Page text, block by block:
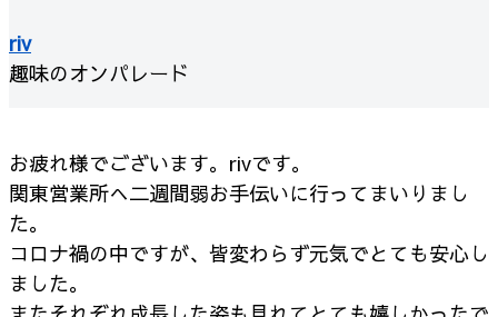
riv
趣味のオンパレード
お疲れ様でございます。rivです。
関東営業所へ二週間弱お手伝いに行ってまいりまし
た。
コロナ禍の中ですが、皆変わらず元気でとても安心し
ました。